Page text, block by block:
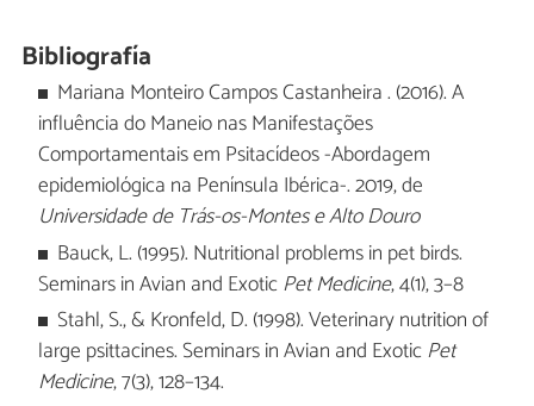
Bibliografía
Mariana Monteiro Campos Castanheira . (2016). A
influência do Maneio nas Manifestações
Comportamentais em Psitacídeos -Abordagem
epidemiológica na Península Ibérica-. 2019, de
Universidade de Trás-os-Montes e Alto Douro
Bauck, L. (1995). Nutritional problems in pet birds.
Seminars in Avian and ExoticPet Medicine, 4(1), 3–8
Stahl, S., & Kronfeld, D. (1998). Veterinary nutrition of
large psittacines. Seminars in Avian and ExoticPet
Medicine, 7(3), 128–134.